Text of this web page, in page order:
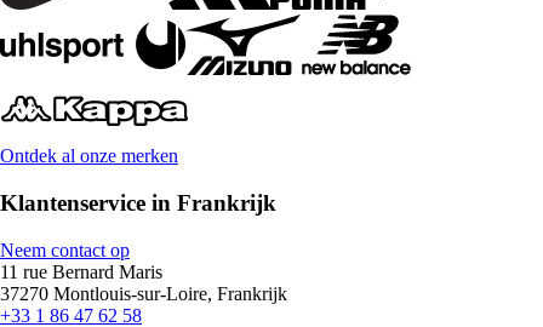
Ontdek al onze merken
Klantenservice in Frankrijk
Neem contact op
11 rue Bernard Maris
37270 Montlouis-sur-Loire, Frankrijk
+33 1 86 47 62 58